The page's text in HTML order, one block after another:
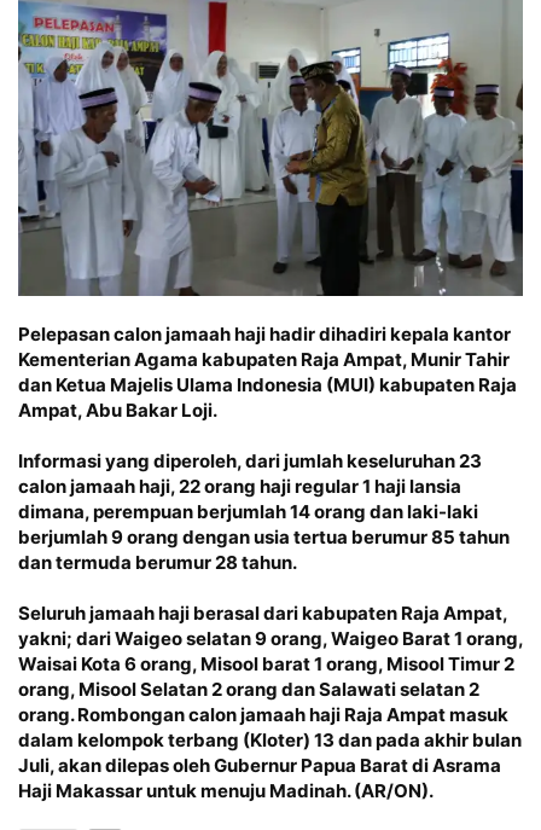
Pelepasan calon jamaah haji hadir dihadiri kepala kantor
Kementerian Agama kabupaten Raja Ampat, Munir Tahir
dan Ketua Majelis Ulama Indonesia (MUI) kabupaten Raja
Ampat, Abu Bakar Loji.
Informasi yang diperoleh, dari jumlah keseluruhan 23
calon jamaah haji, 22 orang haji regular 1 haji lansia
dimana, perempuan berjumlah 14 orang dan laki-laki
berjumlah 9 orang dengan usia tertua berumur 85 tahun
dan termuda berumur 28 tahun.
Seluruh jamaah haji berasal dari kabupaten Raja Ampat,
yakni; dari Waigeo selatan 9 orang, Waigeo Barat 1 orang,
Waisai Kota 6 orang, Misool barat 1 orang, Misool Timur 2
orang, Misool Selatan 2 orang dan Salawati selatan 2
orang. Rombongan calon jamaah haji Raja Ampat masuk
dalam kelompok terbang (Kloter) 13 dan pada akhir bulan
Juli, akan dilepas oleh Gubernur Papua Barat di Asrama
Haji Makassar untuk menuju Madinah. (AR/ON).